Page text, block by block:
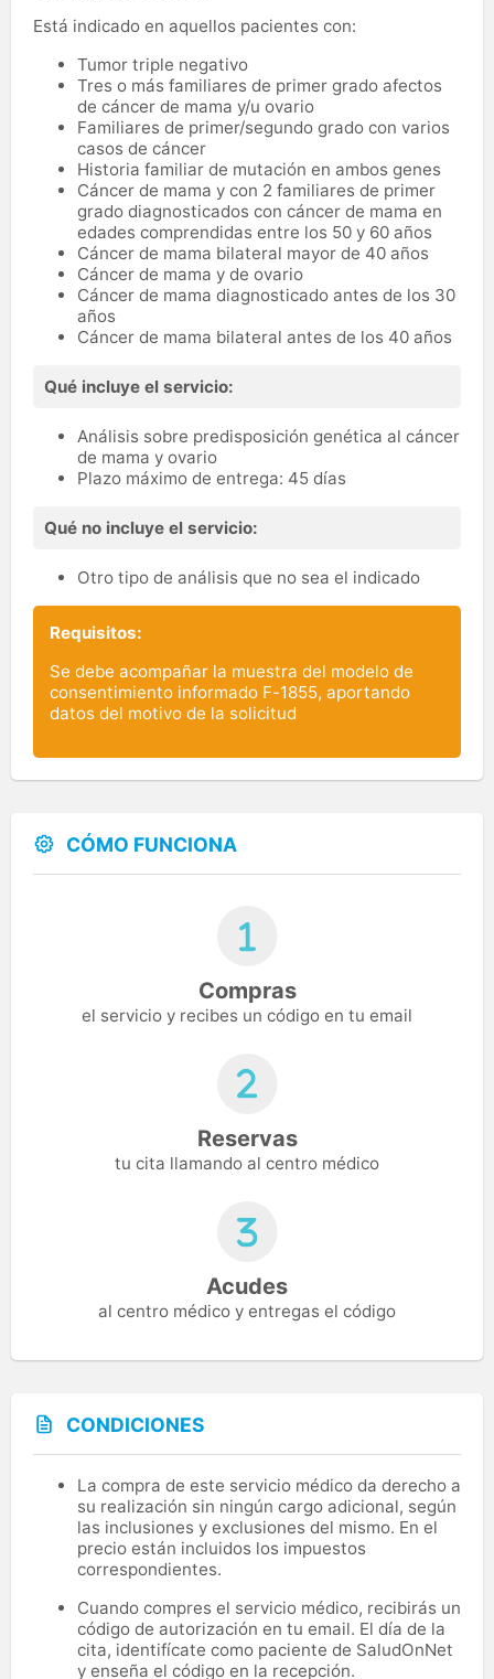
Está indicado en aquellos pacientes con:
Tumor triple negativo
Tres o más familiares de primer grado afectos
de cáncer de mama y/u ovario
Familiares de primer/segundo grado con varios
casos de cáncer
Historia familiar de mutación en ambos genes
Cáncer de mama y con 2 familiares de primer
grado diagnosticados con cáncer de mama en
edades comprendidas entre los 50 y 60 años
Cáncer de mama bilateral mayor de 40 años
Cáncer de mama y de ovario
Cáncer de mama diagnosticado antes de los 30
años
Cáncer de mama bilateral antes de los 40 años
Qué incluye el servicio:
Análisis sobre predisposición genética al cáncer
de mama y ovario
Plazo máximo de entrega: 45 días
Qué no incluye el servicio:
Otro tipo de análisis que no sea el indicado
Requisitos:
Se debe acompañar la muestra del modelo de
consentimiento informado F-1855, aportando
datos del motivo de la solicitud
CÓMO FUNCIONA
Compras
el servicio y recibes un código en tu email
Reservas
tu cita llamando al centro médico
Acudes
al centro médico y entregas el código
CONDICIONES
La compra de este servicio médico da derecho a
su realización sin ningún cargo adicional, según
las inclusiones y exclusiones del mismo. En el
precio están incluidos los impuestos
correspondientes.
Cuando compres el servicio médico, recibirás un
código de autorización en tu email. El día de la
cita, identifícate como paciente de SaludOnNet
y enseña el código en la recepción.